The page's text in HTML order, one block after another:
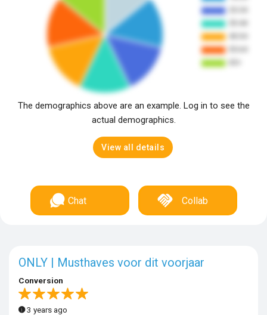
The demographics above are an example. Log in to see the
actual demographics.
View all details
Chat Collab
ONLY | Musthaves voor dit voorjaar
Conversion
3 years ago